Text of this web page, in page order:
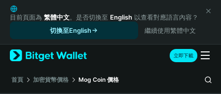
English
日本語
Русский
Español (Latinoamérica)
Türkçe
Italiano
目前頁面為 繁體中文。是否切換至 English 以查看對應語言內容？
切換至English
繼續使用繁體中文
立即下載
首頁 加密貨幣價格 Mog Coin 價格